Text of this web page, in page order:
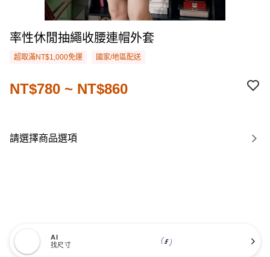
率性休閒抽繩收腰連帽外套
超取滿NT$1,000免運 國家/地區配送
NT$780 ~ NT$860
請選擇商品選項
AI
找尺寸